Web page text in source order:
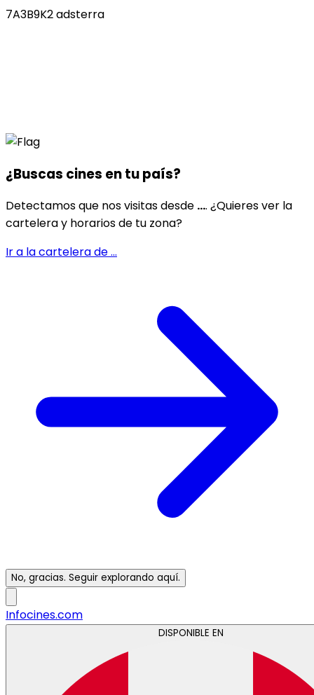
7A3B9K2 adsterra
¿Buscas cines entu país?
Detectamos que nos visitas desde .... ¿Quieres ver la
cartelera y horarios de tu zona?
Ir a la cartelera de...
No, gracias. Seguir explorando aquí.
Infocines.com
DISPONIBLE EN